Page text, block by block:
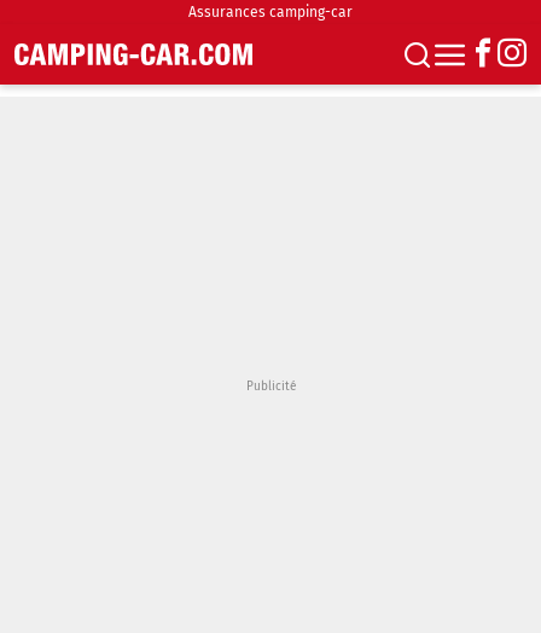
Assurances camping-car